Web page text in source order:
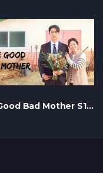
The Good Bad Mother S1 – Epizoda 14